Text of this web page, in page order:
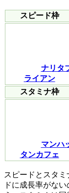
スピード枠
ナリタ
ライアン
スタミナ枠
マンハ
タンカフェ
スピードとスタ
ドに成長率がな